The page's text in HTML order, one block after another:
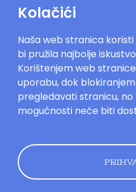
POWER
IN THE MOOD
Mood.hr©2023. Sva prava
korištenja
Politika
privatnosti
Dizajn by
Kolačići
Naša web stranica
bi pružila najbolje
Korištenjem web
uporabu, dok
pregledavati stranicu, no
mogućnosti neće biti